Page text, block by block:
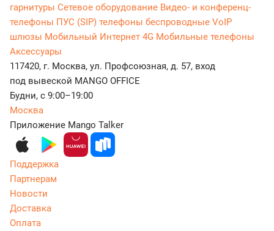
гарнитуры Сетевое оборудование Видео- и конференц-
телефоны ПУС (SIP) телефоны беспроводные VoIP
шлюзы Мобильный Интернет 4G Мобильные телефоны
Аксессуары
117420, г. Москва, ул. Профсоюзная, д. 57, вход
под вывеской MANGO OFFICE
Будни, с 9:00–19:00
Москва
Приложение Mango Talker
Поддержка
Партнерам
Новости
Доставка
Оплата